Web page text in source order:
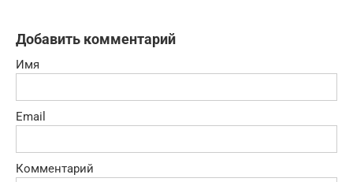
Добавить комментарий
Имя
Email
Комментарий